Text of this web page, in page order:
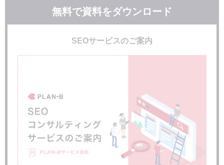
noindex
除外ステータスの主な理由
エラー項目を修正したら
サーチコンソールからのメッセージ
無料で資料をダウンロード
SEOサービスのご案内